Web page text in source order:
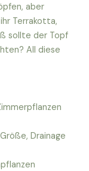
aber
Terrakotta,
sollte der Topf
All diese
Drainage